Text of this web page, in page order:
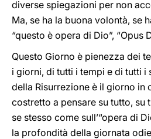
diverse spiegazioni per non
Ma, se ha la buona volontà, se
“questo è opera di Dio”, “Opus
Questo Giorno è pienezza dei
i giorni, di tutti i tempi e di tutti i
della Risurrezione è il giorno in
costretto a pensare su tutto, su
se stesso come sull’“opera di
la profondità della giornata